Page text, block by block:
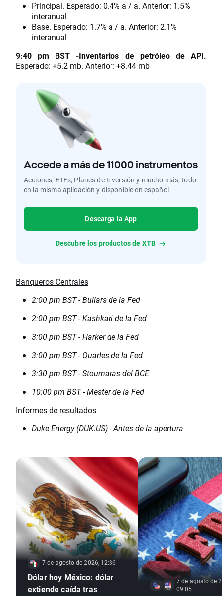
Principal. Esperado: 0.4% a / a. Anterior: 1.5%
interanual
Base. Esperado: 1.7% a / a. Anterior: 2.1%
interanual
9:40 pm BST -Inventarios de petróleo de API.
Esperado: +5.2 mb. Anterior: +8.44 mb
Accede a más de 11000 instrumentos
Acciones, ETFs, Planes de Inversión y mucho más, todo
en la misma aplicación y disponible en español
Descarga la App
Descubre los productos de XTB
Banqueros Centrales
2:00 pm BST - Bullars de la Fed
2:00 pm BST - Kashkari de la Fed
3:00 pm BST - Harker de la Fed
3:00 pm BST - Quarles de la Fed
3:30 pm BST - Stournaras del BCE
10:00 pm BST - Mester de la Fed
Informes de resultados
Duke Energy (DUK.US) - Antes de la apertura
7 de agosto de 2026, 12:36
Dólar hoy México: dólar
extiende caída tras
7 de agosto de
09:05